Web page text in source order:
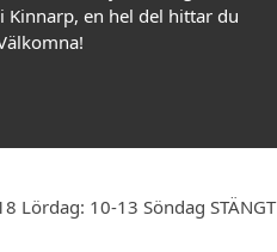
en hel del hittar du
Lördag: 10-13 Söndag STÄNGT